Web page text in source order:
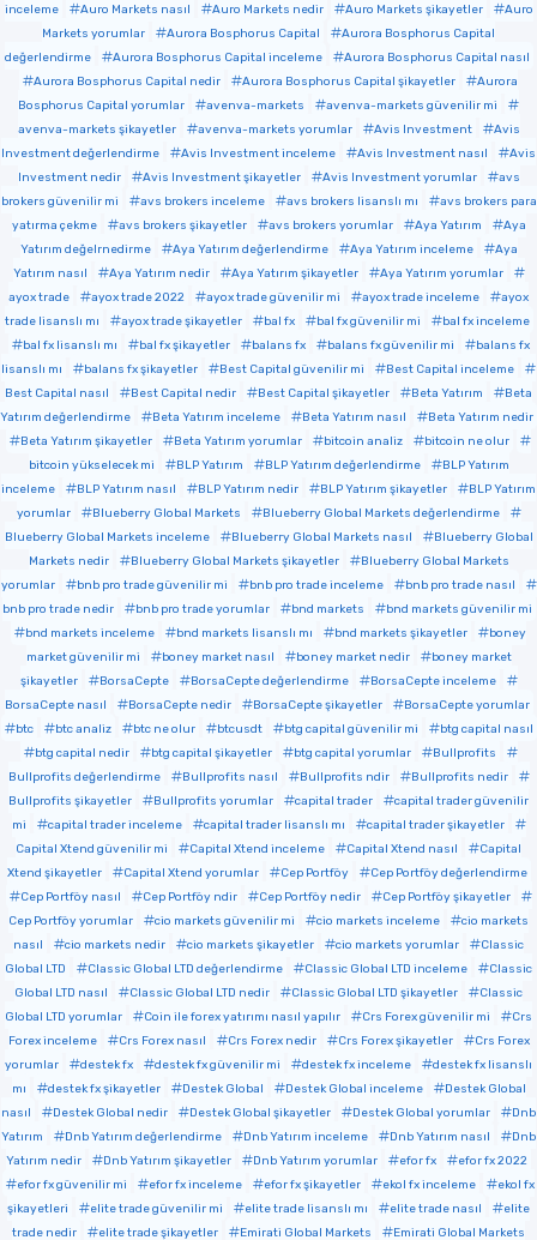
inceleme
Auro Markets nasıl Auro Markets nedir Auro Markets şikayetler
Auro
Markets yorumlar
Aurora Bosphorus Capital
Aurora Bosphorus Capital
değerlendirme
Aurora Bosphorus Capital inceleme
Aurora Bosphorus Capital nasıl
Aurora Bosphorus Capital nedir
Aurora Bosphorus Capital şikayetler
Aurora
Bosphorus Capital yorumlar
avenva-markets
avenva-markets güvenilir mi
avenva-markets şikayetler
avenva-markets yorumlar Avis Investment
Avis
Investment değerlendirme
Avis Investment inceleme Avis Investment nasıl
Avis
Investment nedir
Avis Investment şikayetler Avis Investment yorumlar
avs
brokers güvenilir mi
avs brokers inceleme avs brokers lisanslı mı
avs brokers para
yatırma çekme
avs brokers şikayetler avs brokers yorumlar Aya Yatırım
Aya
Yatırım değelrnedirme
Aya Yatırım değerlendirme Aya Yatırım inceleme
Aya
Yatırım nasıl
Aya Yatırım nedir Aya Yatırım şikayetler
Aya Yatırım yorumlar
ayox trade
ayox trade 2022 ayox trade güvenilir mi ayox trade inceleme
ayox
trade lisanslı mı
ayox trade şikayetler bal fx bal fx güvenilir mi
bal fx inceleme
bal fx lisanslı mı
bal fx şikayetler balans fx balans fx güvenilir mi
balans fx
lisanslı mı
balans fx şikayetler Best Capital güvenilir mi
Best Capital inceleme
Best Capital nasıl
Best Capital nedir Best Capital şikayetler Beta Yatırım
Beta
Yatırım değerlendirme
Beta Yatırım inceleme Beta Yatırım nasıl
Beta Yatırım nedir
Beta Yatırım şikayetler
Beta Yatırım yorumlar bitcoin analiz
bitcoin ne olur
bitcoin yükselecek mi
BLP Yatırım BLP Yatırım değerlendirme
BLP Yatırım
inceleme
BLP Yatırım nasıl BLP Yatırım nedir BLP Yatırım şikayetler
BLP Yatırım
yorumlar
Blueberry Global Markets
Blueberry Global Markets değerlendirme
Blueberry Global Markets inceleme
Blueberry Global Markets nasıl
Blueberry Global
Markets nedir
Blueberry Global Markets şikayetler
Blueberry Global Markets
yorumlar
bnb pro trade güvenilir mi bnb pro trade inceleme
bnb pro trade nasıl
bnb pro trade nedir
bnb pro trade yorumlar bnd markets
bnd markets güvenilir mi
bnd markets inceleme
bnd markets lisanslı mı bnd markets şikayetler
boney
market güvenilir mi
boney market nasıl boney market nedir
boney market
şikayetler
BorsaCepte BorsaCepte değerlendirme
BorsaCepte inceleme
BorsaCepte nasıl
BorsaCepte nedir BorsaCepte şikayetler
BorsaCepte yorumlar
btc
btc analiz btc ne olur btcusdt btg capital güvenilir mi
btg capital nasıl
btg capital nedir
btg capital şikayetler btg capital yorumlar
Bullprofits
Bullprofits değerlendirme
Bullprofits nasıl Bullprofits ndir
Bullprofits nedir
Bullprofits şikayetler
Bullprofits yorumlar capital trader
capital trader güvenilir
mi
capital trader inceleme capital trader lisanslı mı
capital trader şikayetler
Capital Xtend güvenilir mi
Capital Xtend inceleme Capital Xtend nasıl
Capital
Xtend şikayetler
Capital Xtend yorumlar Cep Portföy
Cep Portföy değerlendirme
Cep Portföy nasıl
Cep Portföy ndir Cep Portföy nedir
Cep Portföy şikayetler
Cep Portföy yorumlar
cio markets güvenilir mi cio markets inceleme
cio markets
nasıl
cio markets nedir cio markets şikayetler cio markets yorumlar
Classic
Global LTD
Classic Global LTD değerlendirme Classic Global LTD inceleme
Classic
Global LTD nasıl
Classic Global LTD nedir Classic Global LTD şikayetler
Classic
Global LTD yorumlar
Coin ile forex yatırımı nasıl yapılır Crs Forex güvenilir mi
Crs
Forex inceleme
Crs Forex nasıl Crs Forex nedir Crs Forex şikayetler
Crs Forex
yorumlar
destek fx destek fx güvenilir mi destek fx inceleme
destek fx lisanslı
mı
destek fx şikayetler Destek Global Destek Global inceleme
Destek Global
nasıl
Destek Global nedir Destek Global şikayetler Destek Global yorumlar
Dnb
Yatırım
Dnb Yatırım değerlendirme Dnb Yatırım inceleme Dnb Yatırım nasıl
Dnb
Yatırım nedir
Dnb Yatırım şikayetler Dnb Yatırım yorumlar efor fx
efor fx 2022
efor fx güvenilir mi
efor fx inceleme efor fx şikayetler ekol fx inceleme
ekol fx
şikayetleri
elite trade güvenilir mi elite trade lisanslı mı elite trade nasıl
elite
trade nedir
elite trade şikayetler Emirati Global Markets Emirati Global Markets